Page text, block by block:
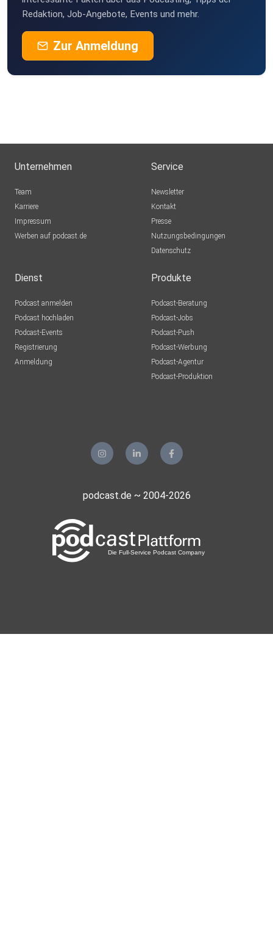
Redaktion, Job-Angebote, Events und mehr.
Zur Anmeldung
Unternehmen
Team
Karriere
Impressum
Werben auf podcast.de
Service
Newsletter
Kontakt
Presse
Nutzungsbedingungen
Datenschutz
Dienst
Podcast anmelden
Podcast hochladen
Podcast-Events
Registrierung
Anmeldung
Produkte
Podcast-Beratung
Podcast-Jobs
Podcast-Push
Podcast-Werbung
Podcast-Agentur
Podcast-Produktion
podcast.de ~ 2004-2026